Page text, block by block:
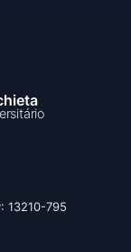
13210-795